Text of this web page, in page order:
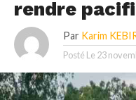
rendre
Par Karim
Posté Le 23